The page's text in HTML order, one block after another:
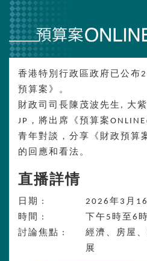
香港特別行政區政府已公布
預算案》。
財政司司長陳茂波先生, 大
JP，將出席《預算案
青年對談，分享《財政預算
的回應和看法。
直播詳情
日期 :
2026年3月
時間 :
下午5時至6
討論焦點 :
經濟、房屋
展